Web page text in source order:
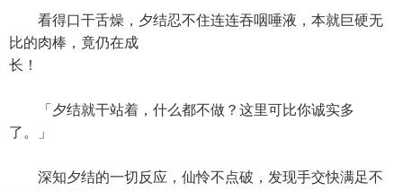
看得口干舌燥，夕结忍不住连连吞咽唾液，本就巨硬无
比的肉棒，竟仍在成
长！
「夕结就干站着，什么都不做？这里可比你诚实多
了。」
深知夕结的一切反应，仙怜不点破，发现手交快满足不